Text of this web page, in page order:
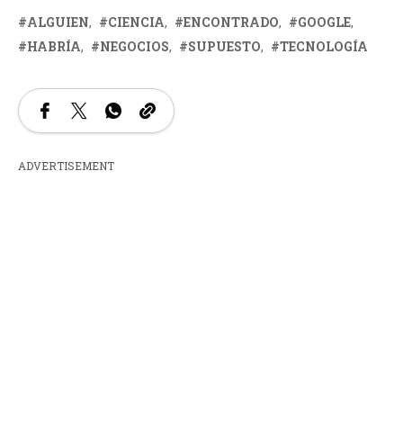
ALGUIEN CIENCIA ENCONTRADO
GOOGLE
HABRÍA
NEGOCIOS SUPUESTO TECNOLOGÍA
ADVERTISEMENT